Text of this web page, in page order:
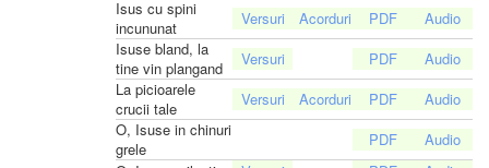
Isus cu spini
incununat
Isuse bland, la
tine vin plangand
La picioarele
crucii tale
O, Isuse in chinuri
grele